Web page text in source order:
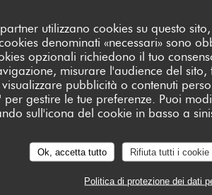
utilizzano cookies su questo
denominati «necessari» sono
opzionali richiedono il tuo
misurare l'audience del
pubblicità o contenuti
per gestire le tue preferenze. Puoi
sull'icona del cookie in basso a
Ok, accetta tutto Rifiuta tutti i cookie
Politica di protezione dei dati
: 4/5 ATMOSFERA: 5/5 CUCINA: 4
went on they seemed to relax.
ATMOSFERA /5 CUCINA :